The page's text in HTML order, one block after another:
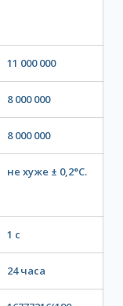
11 000 000
8 000 000
8 000 000
не хуже ± 0,2°C.
1 с
24 часа